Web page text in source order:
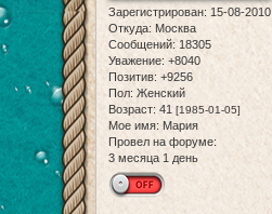
Зарегистрирован: 15-08-2010
Откуда: Москва
Сообщений:18305
Уважение: +8040
Позитив: +9256
Пол: Женский
Возраст: 41 [1985-01-05]
Мое имя: Мария
Провел на форуме:
3 месяца 1 день